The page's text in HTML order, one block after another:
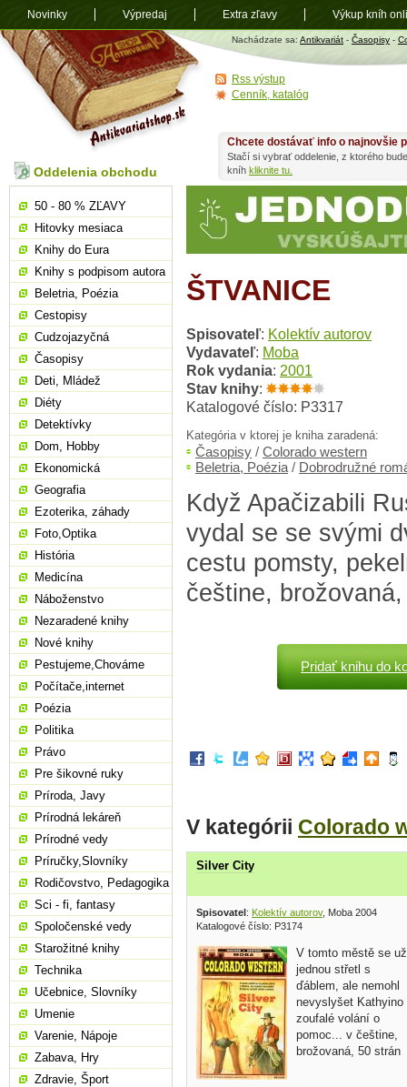
Antikvariát
shop.sk
Nachádzate sa: Antikvariát - Časopisy -
ŠTVANICE
Spisovateľ: Kolektív autorov
Vydavateľ: Moba
Rok vydania: 2001
Stav knihy:
Katalogové číslo: P3317
Kategória v ktorej je kniha zaradená:
Časopisy / Colorado western
Beletria, Poézia / Dobrodružné
Když Apačizabili
vydal se se svými
cestu pomsty,
češtine,
Pridať knihu do
V kategórii Colorado
Silver City
Spisovatel: Kolektív autorov, Moba 2004
Katalogové číslo: P3174
V tomto městě se už
jednou střetl s
ďáblem, ale nemohl
nevyslyšet Kathyino
zoufalé volání o
pomoc... v češtine,
brožovaná, 50 strán
Chcete dostávať info o najnovšie
Stačí si vybrať oddelenie, z ktorého
kníh kliknite tu.
Oddelenia obchodu
50 - 80 % ZĽAVY
Hitovky mesiaca
Knihy do Eura
Knihy s podpisom autora
Beletria, Poézia
Cestopisy
Cudzojazyčná
Časopisy
Deti, Mládež
Diéty
Detektívky
Dom, Hobby
Ekonomická
Geografia
Ezoterika, záhady
Foto,Optika
História
Medicína
Náboženstvo
Nezaradené knihy
Nové knihy
Pestujeme,Chováme
Počítače,internet
Poézia
Politika
Právo
Pre šikovné ruky
Príroda, Javy
Prírodná lekáreň
Prírodné vedy
Príručky,Slovníky
Rodičovstvo, Pedagogika
Sci - fi, fantasy
Spoločenské vedy
Starožitné knihy
Technika
Učebnice, Slovníky
Umenie
Varenie, Nápoje
Zabava, Hry
Zdravie, Šport
Rss výstup
Cenník, katalóg
Novinky Výpredaj Extra zľavy Výkup kníh